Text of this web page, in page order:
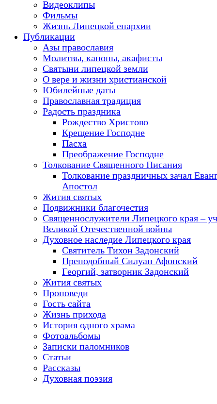
Видеоклипы
Фильмы
Жизнь Липецкой епархии
Публикации
Азы православия
Молитвы, каноны, акафисты
Святыни липецкой земли
О вере и жизни христианской
Юбилейные даты
Православная традиция
Радость праздника
Рождество Христово
Крещение Господне
Пасха
Преображение Господне
Толкование Священного Писания
Толкование праздничных зачал
Апостол
Жития святых
Подвижники благочестия
Священнослужители Липецкого края –
Великой Отечественной войны
Духовное наследие Липецкого края
Святитель Тихон Задонский
Преподобный Силуан Афонский
Георгий, затворник Задонский
Жития святых
Проповеди
Гость сайта
Жизнь прихода
История одного храма
Фотоальбомы
Записки паломников
Статьи
Рассказы
Духовная поэзия